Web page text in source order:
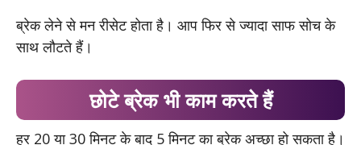
ब्रेक लेने से मन रीसेट होता है। आप फिर से ज्यादा साफ सोच के
साथ लौटते हैं।
छोटे ब्रेक भी काम करते हैं
हर 20 या 30 मिनट के बाद 5 मिनट का ब्रेक अच्छा हो सकता है।